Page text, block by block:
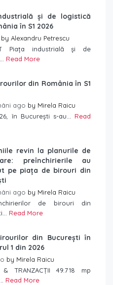
și de logistică
în S1 2026
by Alexandru Petrescu
Piața industrială și de
Read More
din România în S1
ago by Mirela Raicu
în București s-au... Read
revin la planurile de
preînchirierile au
pe piața de birouri din
ago by Mirela Raicu
de birouri din
Read More
din București în
1 din 2026
by Mirela Raicu
& TRANZACȚII 49.718 mp
Read More